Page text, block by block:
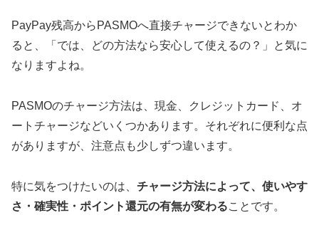
PayPay残高からPASMOへ直接チャージできないとわか
ると、「では、どの方法なら安心して使えるの？」と気に
なりますよね。
PASMOのチャージ方法は、現金、クレジットカード、オ
ートチャージなどいくつかあります。それぞれに便利な点
がありますが、注意点も少しずつ違います。
特に気をつけたいのは、 チャージ方法によって、使いやす
さ・確実性・ポイント還元の有無が変わることです。